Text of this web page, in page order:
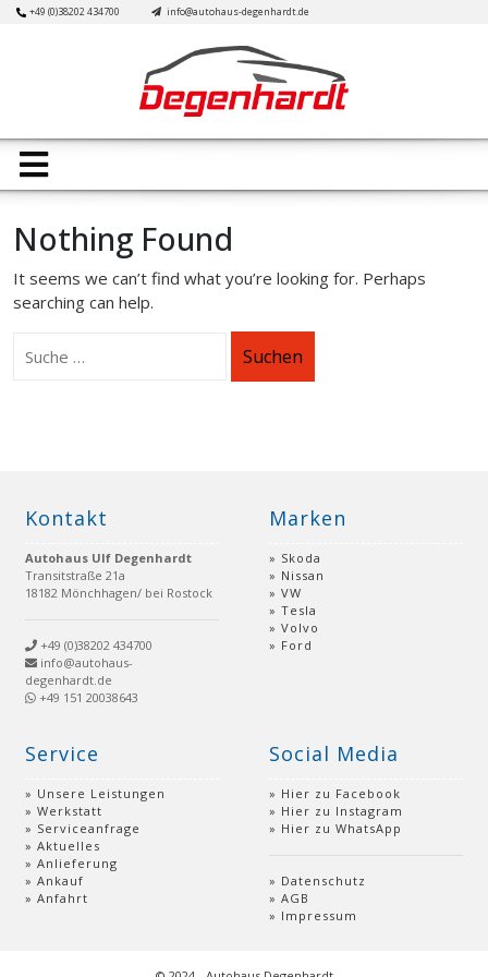
Skip+49 (0)38202 434700 info@autohaus-degenhardt.de
Open
Nothing Found
It seems we can’t find what you’re looking for. Perhaps
searching can help.
Suchen
Kontakt
Autohaus Ulf Degenhardt
Transitstraße 21a
18182 Mönchhagen/ bei Rostock
+49 (0)38202 434700
info@autohaus-
degenhardt.de
+49 151 20038643
Marken
Skoda
Nissan
VW
Tesla
Volvo
Ford
Service
Unsere Leistungen
Werkstatt
Serviceanfrage
Aktuelles
Anlieferung
Ankauf
Anfahrt
Social Media
Hier zu Facebook
Hier zu Instagram
Hier zu WhatsApp
Datenschutz
AGB
Impressum